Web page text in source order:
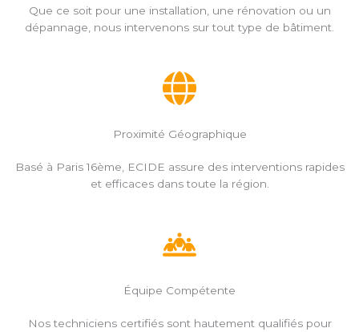
Que ce soit pour une installation, une rénovation ou un
dépannage, nous intervenons sur tout type de bâtiment.
Proximité Géographique
Basé à Paris 16ème, ECIDE assure des interventions rapides
et efficaces dans toute la région.
Équipe Compétente
Nos techniciens certifiés sont hautement qualifiés pour